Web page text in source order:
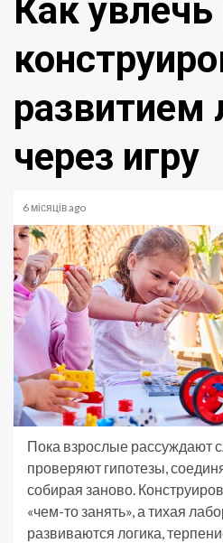
Как
развитием
через игру
6 місяців ago
Пока взрослые рассуждают
проверяют гипотезы,
собирая заново.
«чем-то занять», а тихая
развиваются логика,